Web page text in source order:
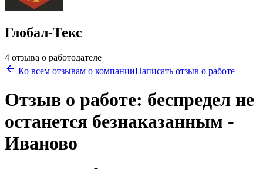
Глобал-Текс
4 отзыва о работодателе
Ко всем отзывам о компанииНаписать отзыв о работе
Отзыв о работе: беспредел не
останется безнаказанным -
Иваново